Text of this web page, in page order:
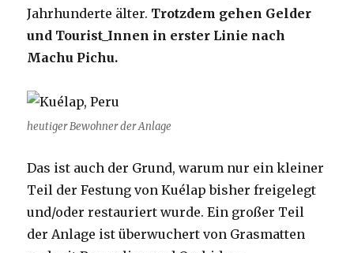
Jahrhunderte älter. Trotzdem gehen Gelder
und Tourist_Innen in erster Linie nach
Machu Pichu.
heutiger Bewohner der Anlage
Das ist auch der Grund, warum nur ein kleiner
Teil der Festung von Kuélap bisher freigelegt
und/oder restauriert wurde. Ein großer Teil
der Anlage ist überwuchert von Grasmatten